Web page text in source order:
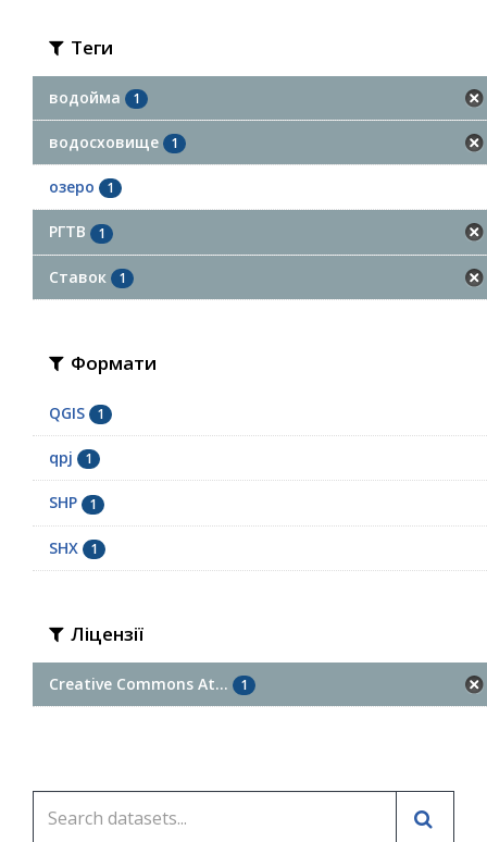
Теги
водойма 1
водосховище 1
озеро 1
РГТВ 1
Ставок 1
Формати
QGIS 1
qpj 1
SHP 1
SHX 1
Ліцензії
Creative Commons At... 1